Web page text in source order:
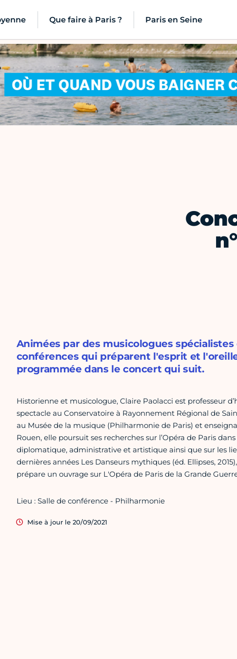
Que faire à Paris ? Paris en Seine
Animées par des musicologues
conférences qui préparent l'esprit et
programmée dans le concert qui suit.
Historienne et musicologue, Claire Paolacci est professeur
spectacle au Conservatoire à Rayonnement Régional de
au Musée de la musique (Philharmonie de Paris) et
Rouen, elle poursuit ses recherches sur l’Opéra de Paris
diplomatique, administrative et artistique ainsi que sur les
dernières années Les Danseurs mythiques (éd. Ellipses,
prépare un ouvrage sur L'Opéra de Paris de la Grande
Lieu : Salle de conférence - Philharmonie
Mise à jour le 20/09/2021